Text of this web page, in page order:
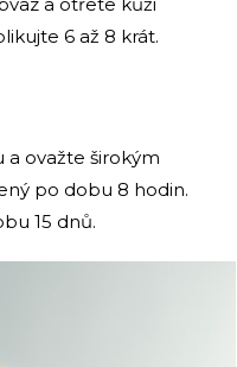
6 až 8 krát.
a ovažte širokým
po dobu 8 hodin.
15 dnů.